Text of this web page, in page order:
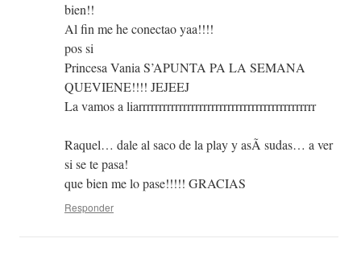
bien!!
Al fin me he conectao yaa!!!!
pos si
Princesa Vania S’APUNTA PA LA SEMANA
QUEVIENE!!!! JEJEEJ
La vamos a liarrrrrrrrrrrrrrrrrrrrrrrrrrrrrrrrrrrrrrrrrrrr
Raquel… dale al saco de la play y asÃ­ sudas… a ver
si se te pasa!
que bien me lo pase!!!!! GRACIAS
Responder